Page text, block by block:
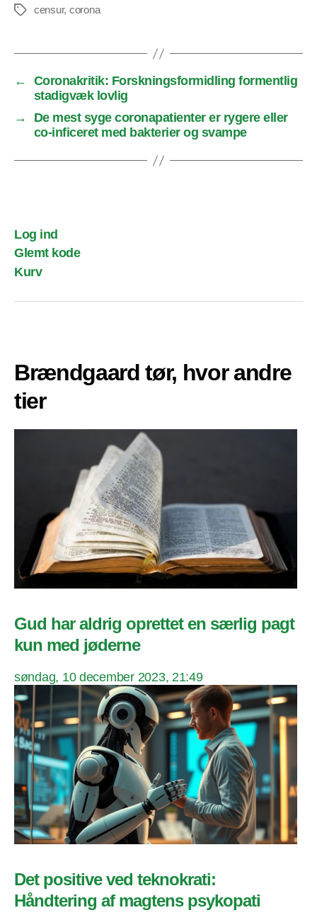
Tagscensur, corona
←
Coronakritik: Forskningsformidling formentlig
stadigvæk lovlig
→
De mest syge coronapatienter er rygere eller
co-inficeret med bakterier og svampe
Log ind
Glemt kode
Kurv
Brændgaard tør, hvor andre
tier
Gud har aldrig oprettet en særlig pagt
kun med jøderne
søndag, 10 december 2023, 21:49
Det positive ved teknokrati:
Håndtering af magtens psykopati